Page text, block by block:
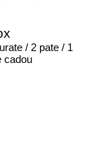
/ 2 pate / 1
cadou